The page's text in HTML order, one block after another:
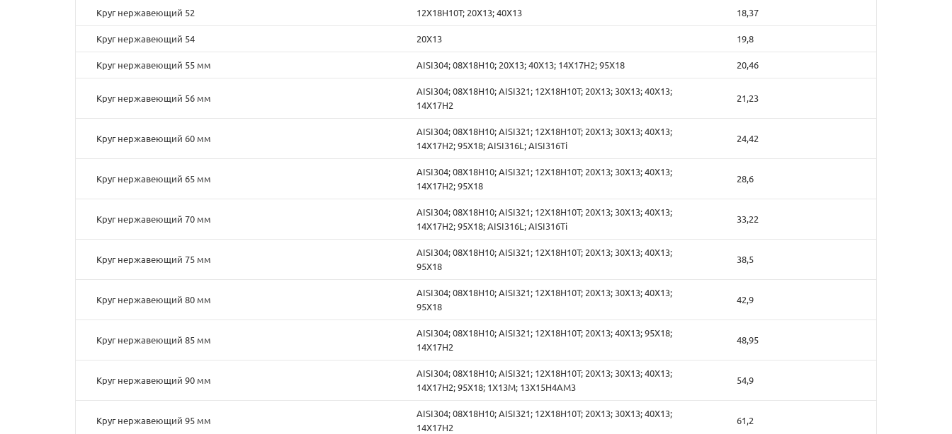
Круг нержавеющий 52 12Х18Н10Т; 20Х13; 40Х13 18,37
Круг нержавеющий 54 20Х13 19,8
Круг нержавеющий 55 мм AISI304; 08Х18Н10; 20Х13; 40Х13; 14Х17Н2; 95Х18 20,46
Круг нержавеющий 56 мм
AISI304; 08Х18Н10; AISI321; 12Х18Н10Т; 20Х13; 30Х13; 40Х13;
14Х17Н2
21,23
Круг нержавеющий 60 мм
AISI304; 08Х18Н10; AISI321; 12Х18Н10Т; 20Х13; 30Х13; 40Х13;
14Х17Н2; 95Х18; AISI316L; AISI316Ti
24,42
Круг нержавеющий 65 мм
AISI304; 08Х18Н10; AISI321; 12Х18Н10Т; 20Х13; 30Х13; 40Х13;
14Х17Н2; 95Х18
28,6
Круг нержавеющий 70 мм
AISI304; 08Х18Н10; AISI321; 12Х18Н10Т; 20Х13; 30Х13; 40Х13;
14Х17Н2; 95Х18; AISI316L; AISI316Ti
33,22
Круг нержавеющий 75 мм
AISI304; 08Х18Н10; AISI321; 12Х18Н10Т; 20Х13; 30Х13; 40Х13;
95Х18
38,5
Круг нержавеющий 80 мм
AISI304; 08Х18Н10; AISI321; 12Х18Н10Т; 20Х13; 30Х13; 40Х13;
95Х18
42,9
Круг нержавеющий 85 мм
AISI304; 08Х18Н10; AISI321; 12Х18Н10Т; 20Х13; 40Х13; 95Х18;
14Х17Н2
48,95
Круг нержавеющий 90 мм
AISI304; 08Х18Н10; AISI321; 12Х18Н10Т; 20Х13; 30Х13; 40Х13;
14Х17Н2; 95Х18; 1Х13М; 13Х15Н4АМ3
54,9
Круг нержавеющий 95 мм
AISI304; 08Х18Н10; AISI321; 12Х18Н10Т; 20Х13; 30Х13; 40Х13;
14Х17Н2
61,2